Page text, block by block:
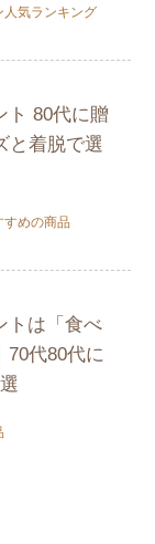
人気ランキング
ト 80代に贈
と着脱で選
すめの商品
トは「食べ
70代80代に